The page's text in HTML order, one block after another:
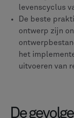
levenscyclus
De beste
ontwerp zijn
het
uitvoeren van
De